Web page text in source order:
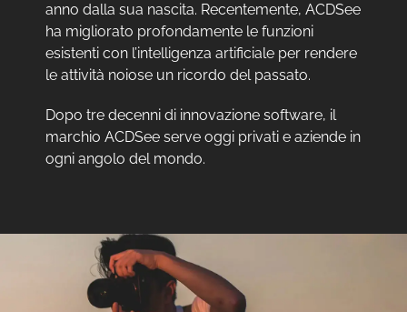
anno dalla sua nascita. Recentemente, ACDSee
ha migliorato profondamente le funzioni
esistenti con l’intelligenza artificiale per rendere
le attività noiose un ricordo del passato.
Dopo tre decenni di innovazione software, il
marchio ACDSee serve oggi privati e aziende in
ogni angolo del mondo.